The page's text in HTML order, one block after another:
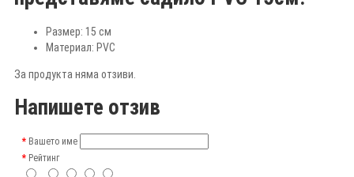
Размер: 15 см
Материал: PVC
За продукта няма отзиви.
Напишете отзив
Вашето име
Рейтинг